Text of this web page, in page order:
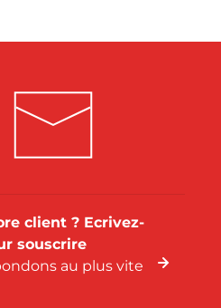
client ? Ecrivez-
souscrire
au plus vite